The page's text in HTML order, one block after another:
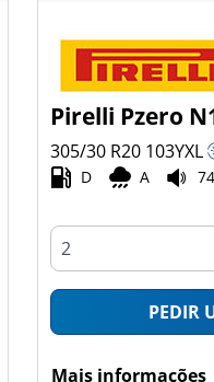
Pirelli Pzero
305/30 R20 103YXL
D A
PEDIR
Mais informações